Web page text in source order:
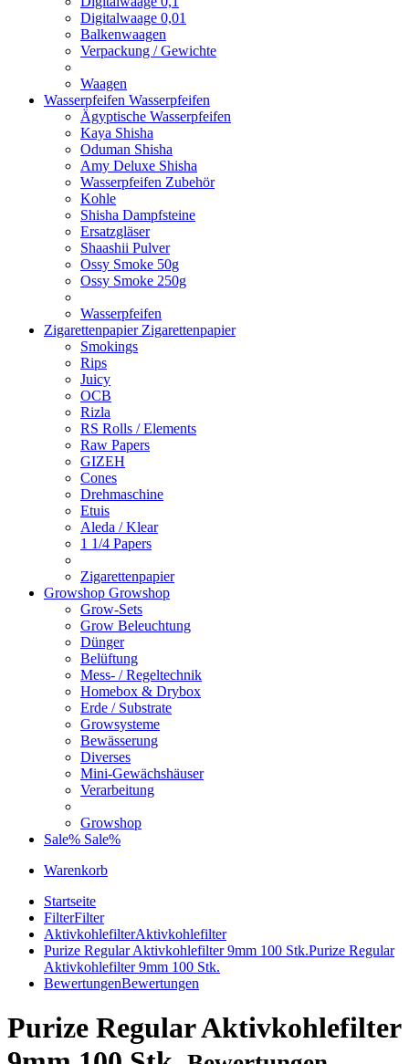
Digitalwaage 0,01
Balkenwaagen
Verpackung / Gewichte
Waagen
Wasserpfeifen Wasserpfeifen
Ägyptische Wasserpfeifen
Kaya Shisha
Oduman Shisha
Amy Deluxe Shisha
Wasserpfeifen Zubehör
Kohle
Shisha Dampfsteine
Ersatzgläser
Shaashii Pulver
Ossy Smoke 50g
Ossy Smoke 250g
Wasserpfeifen
Zigarettenpapier Zigarettenpapier
Smokings
Rips
Juicy
OCB
Rizla
RS Rolls / Elements
Raw Papers
GIZEH
Cones
Drehmaschine
Etuis
Aleda / Klear
1 1/4 Papers
Zigarettenpapier
Growshop Growshop
Grow-Sets
Grow Beleuchtung
Dünger
Belüftung
Mess- / Regeltechnik
Homebox & Drybox
Erde / Substrate
Growsysteme
Bewässerung
Diverses
Mini-Gewächshäuser
Verarbeitung
Growshop
Sale% Sale%
Warenkorb
Startseite
FilterFilter
AktivkohlefilterAktivkohlefilter
Purize Regular Aktivkohlefilter 9mm 100 Stk.Purize Regular
Aktivkohlefilter 9mm 100 Stk.
BewertungenBewertungen
Purize Regular Aktivkohlefilter